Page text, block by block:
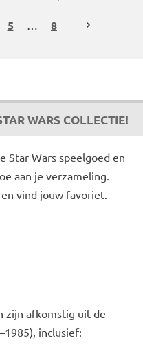
5 8
WARS COLLECTIE!
Star Wars speelgoed en
aan je verzameling.
vind jouw favoriet.
zijn afkomstig uit de
inclusief: